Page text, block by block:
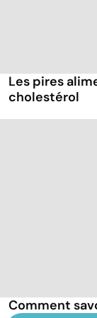
Les pires
cholestérol
Comment